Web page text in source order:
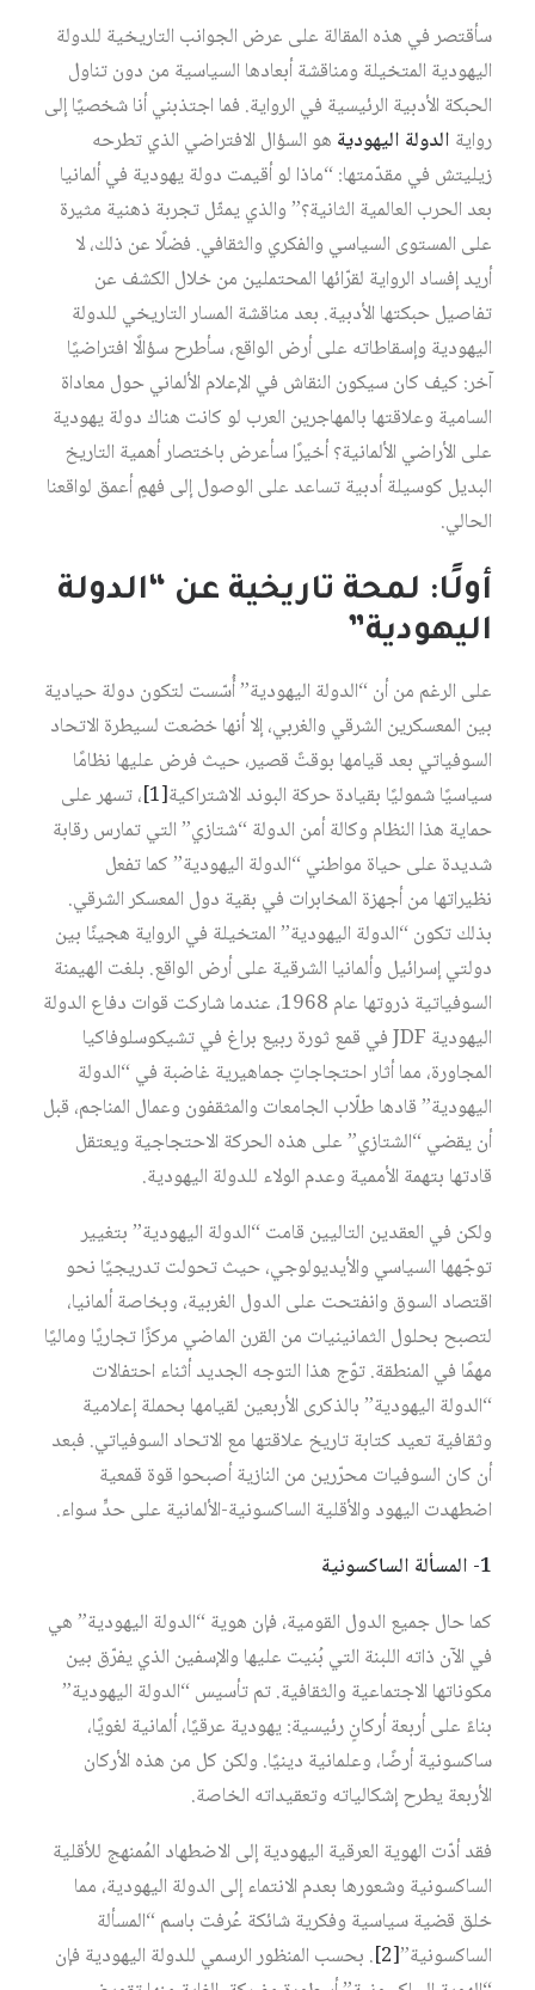
سأقتصر في هذه المقالة على عرض الجوانب التاريخية للدولة
اليهودية المتخيلة ومناقشة أبعادها السياسية من دون تناول
الحبكة الأدبية الرئيسية في الرواية. فما اجتذبني أنا شخصيًا إلى
رواية الدولة اليهودية هو السؤال الافتراضي الذي تطرحه
زيليتش في مقدّمتها: “ماذا لو أقيمت دولة يهودية في ألمانيا
بعد الحرب العالمية الثانية؟” والذي يمثّل تجربة ذهنية مثيرة
على المستوى السياسي والفكري والثقافي. فضلًا عن ذلك، لا
أريد إفساد الرواية لقرّائها المحتملين من خلال الكشف عن
تفاصيل حبكتها الأدبية. بعد مناقشة المسار التاريخي للدولة
اليهودية وإسقاطاته على أرض الواقع، سأطرح سؤالًا افتراضيًا
آخر: كيف كان سيكون النقاش في الإعلام الألماني حول معاداة
السامية وعلاقتها بالمهاجرين العرب لو كانت هناك دولة يهودية
على الأراضي الألمانية؟ أخيرًا سأعرض باختصار أهمية التاريخ
البديل كوسيلة أدبية تساعد على الوصول إلى فهمٍ أعمق لواقعنا
الحالي.
أولًا: لمحة تاريخية عن “الدولة
اليهودية”
على الرغم من أن “الدولة اليهودية” أُسّست لتكون دولة حيادية
بين المعسكرين الشرقي والغربي، إلا أنها خضعت لسيطرة الاتحاد
السوفياتي بعد قيامها بوقتً قصير، حيث فرض عليها نظامًا
سياسيًا شموليًا بقيادة حركة البوند الاشتراكية[1]
، تسهر على
حماية هذا النظام وكالة أمن الدولة “شتازي” التي تمارس رقابة
شديدة على حياة مواطني “الدولة اليهودية” كما تفعل
نظيراتها من أجهزة المخابرات في بقية دول المعسكر الشرقي.
بذلك تكون “الدولة اليهودية” المتخيلة في الرواية هجينًا بين
دولتي إسرائيل وألمانيا الشرقية على أرض الواقع. بلغت الهيمنة
السوفياتية ذروتها عام 1968، عندما شاركت قوات دفاع الدولة
اليهودية JDF في قمع ثورة ربيع براغ في تشيكوسلوفاكيا
المجاورة، مما أثار احتجاجاتٍ جماهيرية غاضبة في “الدولة
اليهودية” قادها طلّاب الجامعات والمثقفون وعمال المناجم، قبل
أن يقضي “الشتازي” على هذه الحركة الاحتجاجية ويعتقل
قادتها بتهمة الأممية وعدم الولاء للدولة اليهودية.
ولكن في العقدين التاليين قامت “الدولة اليهودية” بتغيير
توجّهها السياسي والأيديولوجي، حيث تحولت تدريجيًا نحو
اقتصاد السوق وانفتحت على الدول الغربية، وبخاصة ألمانيا،
لتصبح بحلول الثمانينيات من القرن الماضي مركزًا تجاريًا وماليًا
مهمًا في المنطقة. توّج هذا التوجه الجديد أثناء احتفالات
“الدولة اليهودية” بالذكرى الأربعين لقيامها بحملة إعلامية
وثقافية تعيد كتابة تاريخ علاقتها مع الاتحاد السوفياتي. فبعد
أن كان السوفيات محرّرين من النازية أصبحوا قوة قمعية
اضطهدت اليهود والأقلية الساكسونية-الألمانية على حدٍّ سواء.
1- المسألة الساكسونية
كما حال جميع الدول القومية، فإن هوية “الدولة اليهودية” هي
في الآن ذاته اللبنة التي بُنيت عليها والإسفين الذي يفرّق بين
مكوناتها الاجتماعية والثقافية. تم تأسيس “الدولة اليهودية”
بناءً على أربعة أركانٍ رئيسية: يهودية عرقيًا، ألمانية لغويًا،
ساكسونية أرضًا، وعلمانية دينيًا. ولكن كل من هذه الأركان
الأربعة يطرح إشكالياته وتعقيداته الخاصة.
فقد أدّت الهوية العرقية اليهودية إلى الاضطهاد المُمنهج للأقلية
الساكسونية وشعورها بعدم الانتماء إلى الدولة اليهودية، مما
خلق قضية سياسية وفكرية شائكة عُرفت باسم “المسألة
الساكسونية”[2]
. بحسب المنظور الرسمي للدولة اليهودية فإن